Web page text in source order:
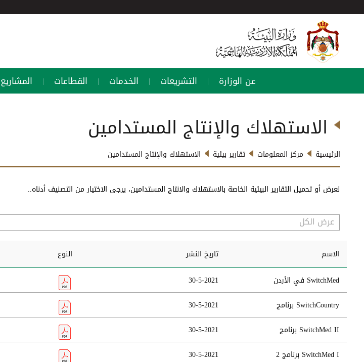
عن الوزارة | التشريعات | الخدمات | القطاعات | المشاريع
الاستهلاك والإنتاج المستدامين
الرئيسية مركز المعلومات تقارير بيئية الاستهلاك والإنتاج المستدامين
لعرض أو تحميل التقارير البيئية الخاصة بالاستهلاك والانتاج المستدامين، يرجى الاختيار من التصنيف أدناه..
الاسم تاريخ النشر النوع
SwitchMed في الأردن
30-5-2021
SwitchCountry برنامج
30-5-2021
SwitchMed II برنامج
30-5-2021
SwitchMed I برنامج 2
30-5-2021